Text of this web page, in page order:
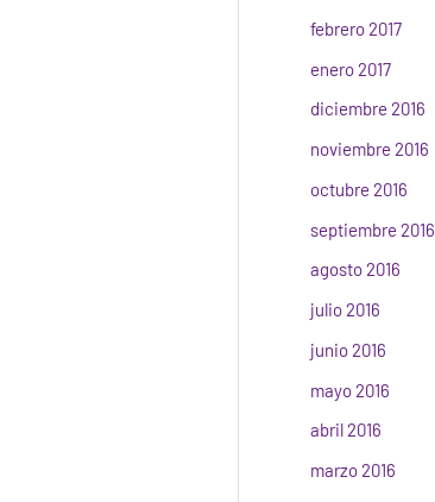
febrero 2017
enero 2017
diciembre 2016
noviembre 2016
octubre 2016
septiembre 2016
agosto 2016
julio 2016
junio 2016
mayo 2016
abril 2016
marzo 2016